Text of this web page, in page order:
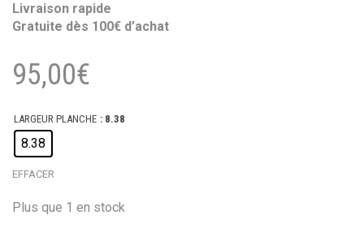
Livraison rapide
Gratuite dès 100€ d’achat
95,00€
LARGEUR PLANCHE : 8.38
8.38
EFFACER
Plus que 1 en stock